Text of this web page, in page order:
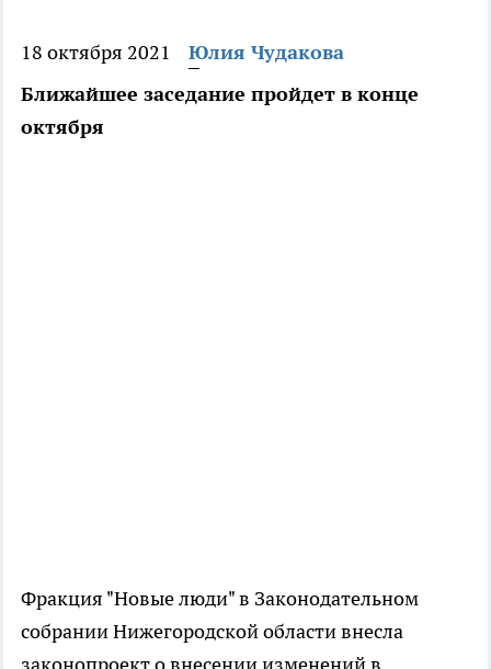
18 октября 2021
Юлия Чудакова
Ближайшее заседание пройдет в конце
октября
Фракция "Новые люди" в Законодательном
собрании Нижегородской области внесла